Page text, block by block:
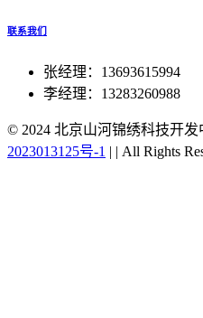
联系我们
张经理：13693615994
李经理：13283260988
© 2024 北京山河锦绣科技开发
2023013125号-1 | | All Rights